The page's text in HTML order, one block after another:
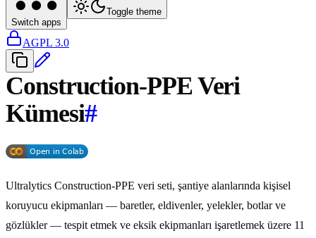
Switch apps
Toggle theme
AGPL 3.0
Construction-PPE Veri
Kümesi#
Ultralytics Construction-PPE veri seti, şantiye alanlarında kişisel
koruyucu ekipmanları — baretler, eldivenler, yelekler, botlar ve
gözlükler — tespit etmek ve eksik ekipmanları işaretlemek üzere 11